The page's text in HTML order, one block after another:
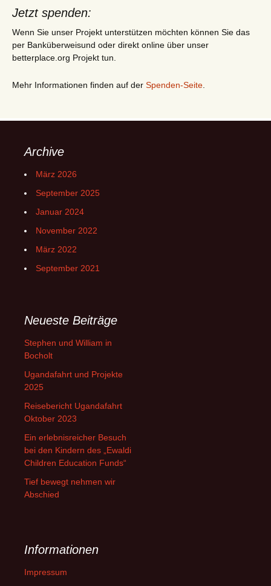
Jetzt spenden:
Wenn Sie unser Projekt unterstützen möchten können Sie das
per Banküberweisund oder direkt online über unser
betterplace.org Projekt tun.
Mehr Informationen finden auf der Spenden-Seite
Archive
März 2026
September 2025
Januar 2024
November 2022
März 2022
September 2021
Neueste Beiträge
Stephen und William in
Bocholt
Ugandafahrt und Projekte
2025
Reisebericht Ugandafahrt
Oktober 2023
Ein erlebnisreicher Besuch
bei den Kindern des „Ewaldi
Children Education Funds“
Tief bewegt nehmen wir
Abschied
Informationen
Impressum